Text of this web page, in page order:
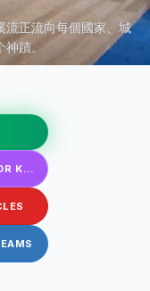
流正流向每個國家、城
蹟。
HEALING STREAMS FOR KIDS